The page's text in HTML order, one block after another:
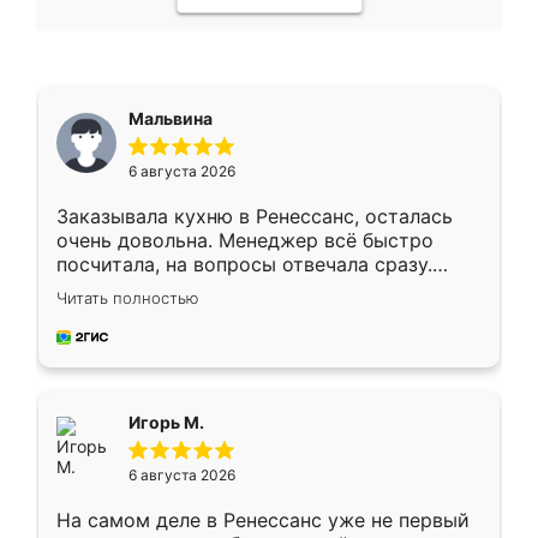
Мальвина
6 августа 2026
Заказывала кухню в Ренессанс, осталась
очень довольна. Менеджер всё быстро
посчитала, на вопросы отвечала сразу.
Замерщик приехал в субботу, подошёл к
делу со всей ответственностью. Собрали
за день, ребята работали аккуратно, даже
Читать полностью
Игорь М.
6 августа 2026
На самом деле в Ренессанс уже не первый